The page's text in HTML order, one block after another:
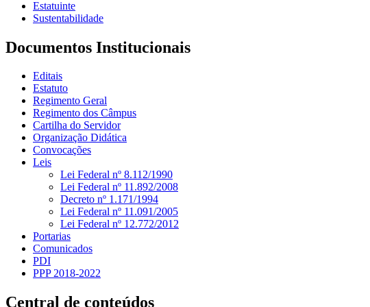
Estatuinte
Sustentabilidade
Documentos Institucionais
Editais
Estatuto
Regimento Geral
Regimento dos Câmpus
Cartilha do Servidor
Organização Didática
Convocações
Leis
Lei Federal nº 8.112/1990
Lei Federal nº 11.892/2008
Decreto nº 1.171/1994
Lei Federal nº 11.091/2005
Lei Federal nº 12.772/2012
Portarias
Comunicados
PDI
PPP 2018-2022
Central de conteúdos